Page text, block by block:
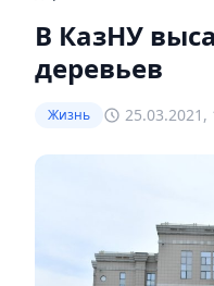
В КазНУ
деревьев
Жизнь 25.03.2021,